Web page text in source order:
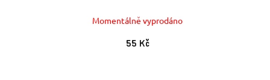
Momentálně vyprodáno
55 Kč